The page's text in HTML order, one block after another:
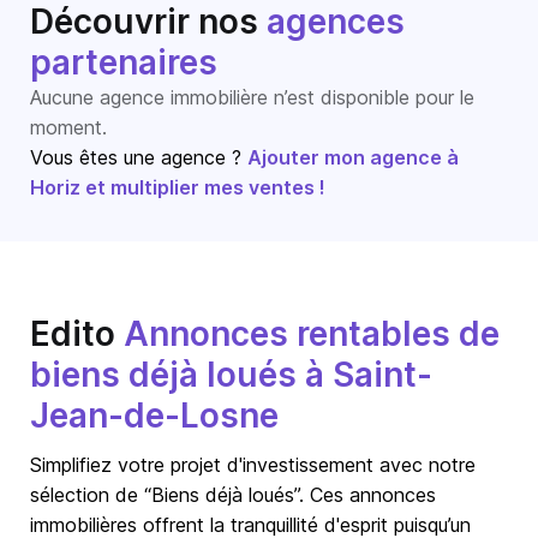
Découvrir nos agences
partenaires
Aucune agence immobilière n’est disponible pour le
moment.
Vous êtes une agence ? Ajouter mon agence à
Horiz et multiplier mes ventes !
Edito Annonces rentables de
biens déjà loués à Saint-
Jean-de-Losne
Simplifiez votre projet d'investissement avec notre
sélection de “Biens déjà loués”. Ces annonces
immobilières offrent la tranquillité d'esprit puisqu’un